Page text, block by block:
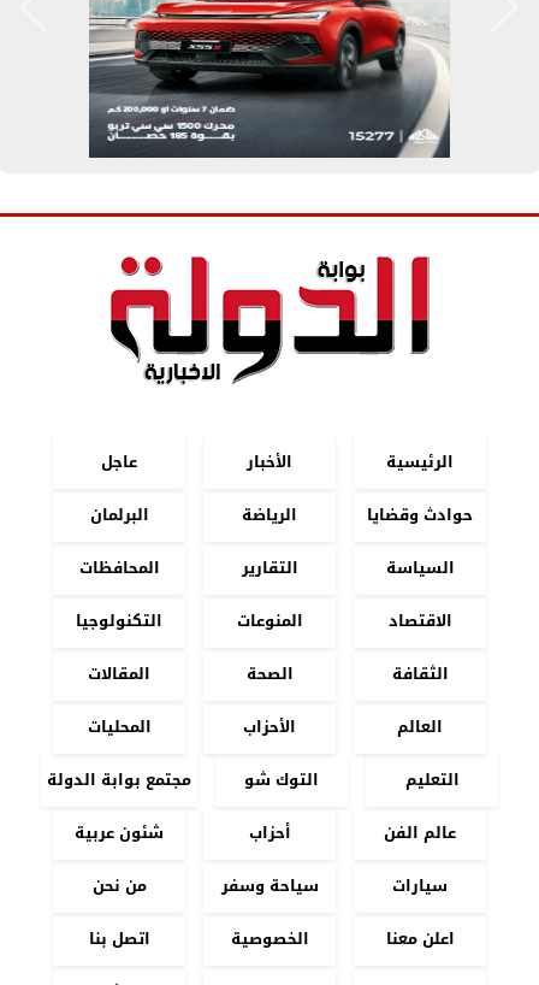
الرئيسية الأخبار
عاجل
حوادث وقضايا
الرياضة
البرلمان
السياسة
التقارير
المحافظات
الاقتصاد
المنوعات
التكنولوجيا
الثقافة
الصحة
المقالات
العالم
الأحزاب
المحليات
التعليم
التوك شو
مجتمع بوابة الدولة
عالم الفن
أحزاب
شئون عربية
سيارات
سياحة وسفر
من نحن
اعلن معنا
الخصوصية
اتصل بنا